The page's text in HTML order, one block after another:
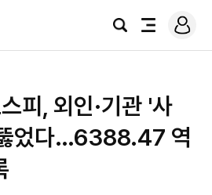
검
전
로
그
피, 외인·기관 '사
었다…6388.47 역